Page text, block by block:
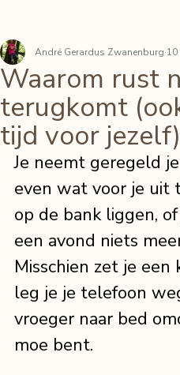
Waarom rust
terugkomt
tijd voor jezelf)
André Gerardus Zwanenburg
Je neemt geregeld
even wat voor je uit
op de bank liggen,
een avond niets
Misschien zet je een
leg je je telefoon
vroeger naar bed
moe bent.